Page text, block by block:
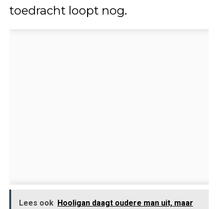
toedracht loopt nog.
Lees ook Hooligan daagt oudere man uit, maar